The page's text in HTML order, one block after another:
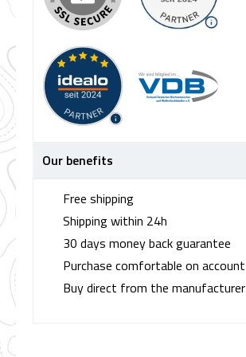
Our benefits
Free shipping
Shipping within 24h
30 days money back guarantee
Purchase comfortable on account
Buy direct from the manufacturer